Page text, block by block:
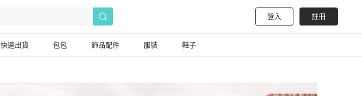
登入 註冊
快速出貨 包包 飾品配件 服裝 鞋子